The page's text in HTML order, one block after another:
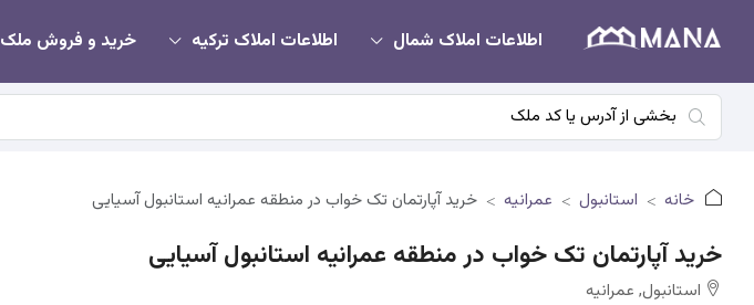
اطلاعات املاک شمال اطلاعات املاک ترکیه خرید و فروش ملک
خانه استانبول عمرانیه خرید آپارتمان تک خواب در منطقه عمرانیه استانبول آسیایی
خرید آپارتمان تک خواب در منطقه عمرانیه استانبول آسیایی
استانبول, عمرانیه